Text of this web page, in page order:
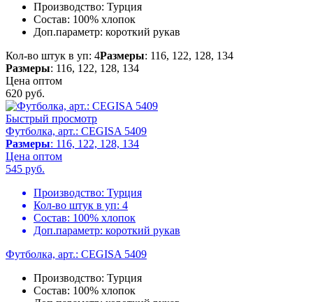
Производство: Турция
Состав: 100% хлопок
Доп.параметр: короткий рукав
Кол-во штук в уп: 4Размеры: 116, 122, 128, 134
Размеры: 116, 122, 128, 134
Цена оптом
620 руб.
Быстрый просмотр
Футболка, арт.: CEGISA 5409
Размеры: 116, 122, 128, 134
Цена оптом
545 руб.
Производство: Турция
Кол-во штук в уп: 4
Состав: 100% хлопок
Доп.параметр: короткий рукав
Футболка, арт.: CEGISA 5409
Производство: Турция
Состав: 100% хлопок